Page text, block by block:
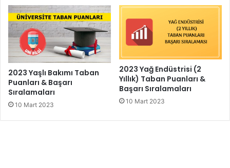
2023 Yaşlı Bakımı Taban
Puanları & Başarı
Sıralamaları
10 Mart 2023
2023 Yağ Endüstrisi (2
Yıllık) Taban Puanları &
Başarı Sıralamaları
10 Mart 2023